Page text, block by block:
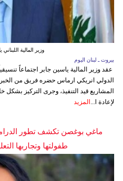
وزير المالية اللبناني
بيروت ـ لبنان اليوم
عقد وزير المالية ياسين جابر اجتماعاً
الدولي انريكي ارماس حضره فريق من
لإعادة ا...
المزيد
ماغي بوغصن تكشف تطور
طفولتها وتجاربها